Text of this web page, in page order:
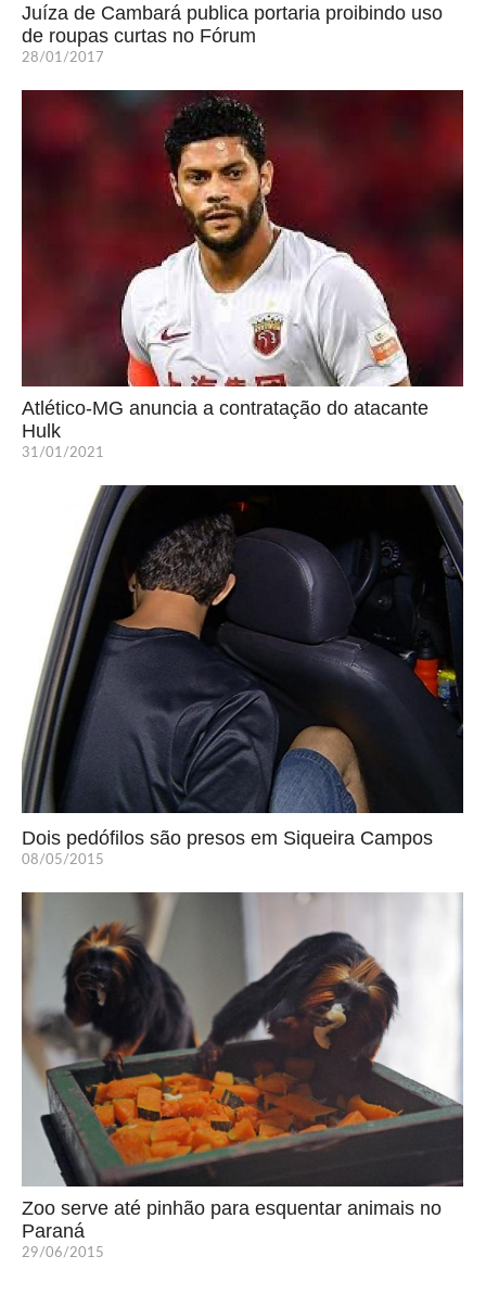
Juíza de Cambará publica portaria proibindo uso
de roupas curtas no Fórum
28/01/2017
Atlético-MG anuncia a contratação do atacante
Hulk
31/01/2021
Dois pedófilos são presos em Siqueira Campos
08/05/2015
Zoo serve até pinhão para esquentar animais no
Paraná
29/06/2015